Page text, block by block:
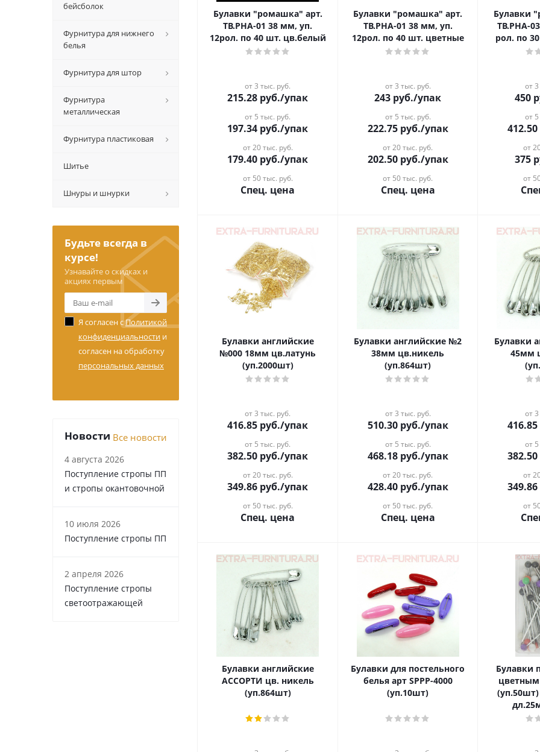
Булавки "ромашка" арт.
ТВ.РНА-01 38 мм, уп.
12рол. по 40 шт. цв.белый
от 3 тыс. руб.
215.28 руб./упак
от 5 тыс. руб.
197.34 руб./упак
от 20 тыс. руб.
179.40 руб./упак
от 50 тыс. руб.
Спец. цена
Булавки "ромашка" арт.
ТВ.РНА-01 38 мм, уп.
12рол. по 40 шт. цветные
от 3 тыс. руб.
243 руб./упак
от 5 тыс. руб.
222.75руб./упак
от 20 тыс. руб.
202.50руб./упак
от 50 тыс. руб.
Спец. цена
Булавки "ромашка" арт.
ТВ.РНА-
рол. по
от
450
от
412.50
от
375
от
Булавки английские
№000 18мм цв.латунь
(уп.2000шт)
от 3 тыс. руб.
416.85 руб./упак
от 5 тыс. руб.
382.50 руб./упак
от 20 тыс. руб.
349.86 руб./упак
от 50 тыс. руб.
Спец. цена
Булавки английские №2
38мм цв.никель
(уп.864шт)
от 3 тыс. руб.
510.30руб./упак
от 5 тыс. руб.
468.18руб./упак
от 20 тыс. руб.
428.40руб./упак
от 50 тыс. руб.
Спец. цена
Булавки
45мм
от
416.85
от
382.50
от
349.86
от
Булавки английские
АССОРТИ цв. никель
(уп.864шт)
Булавки для постельного
белья арт SPPP-4000
(уп.10шт)
Булавки
бейсболок
Фурнитура для нижнего
белья
Фурнитура для штор
Фурнитура
металлическая
Фурнитура пластиковая
Шитье
Шнуры и шнурки
Будьте всегда в
курсе!
Узнавайте о скидках и
акциях первым
Я согласен сПолитикой
конфиденциальности и
согласен на обработку
персональных данных
Новости Все новости
4 августа 2026
Поступление стропы ПП
и стропы окантовочной
10 июля 2026
Поступление стропы ПП
2 апреля 2026
Поступление стропы
светоотражающей